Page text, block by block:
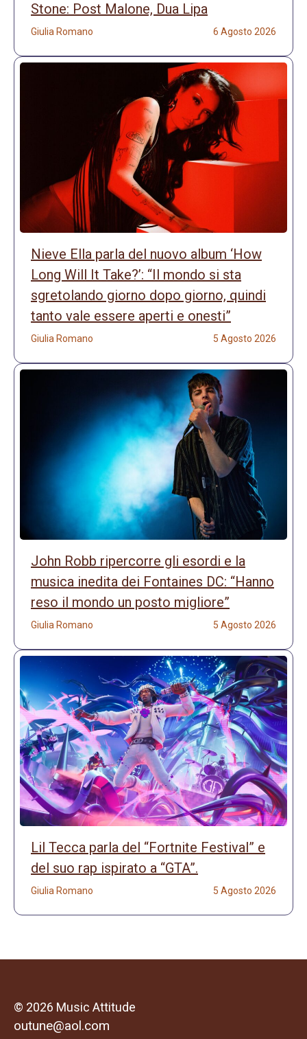
Stone: Post Malone, Dua Lipa
Giulia Romano 6 Agosto 2026
Nieve Ella parla del nuovo album ‘How
Long Will It Take?’: “Il mondo si sta
sgretolando giorno dopo giorno, quindi
tanto vale essere aperti e onesti”
Giulia Romano 5 Agosto 2026
John Robb ripercorre gli esordi e la
musica inedita dei Fontaines DC: “Hanno
reso il mondo un posto migliore”
Giulia Romano 5 Agosto 2026
Lil Tecca parla del “Fortnite Festival” e
del suo rap ispirato a “GTA”.
Giulia Romano 5 Agosto 2026
© 2026 Music Attitude
outune@aol.com